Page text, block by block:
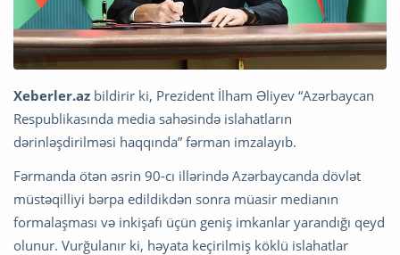
Xeberler.az bildirir ki, Prezident İlham Əliyev “Azərbaycan
Respublikasında media sahəsində islahatların
dərinləşdirilməsi haqqında” fərman imzalayıb.
Fərmanda ötən əsrin 90-cı illərində Azərbaycanda dövlət
müstəqilliyi bərpa edildikdən sonra müasir medianın
formalaşması və inkişafı üçün geniş imkanlar yarandığı qeyd
olunur. Vurğulanır ki, həyata keçirilmiş köklü islahatlar